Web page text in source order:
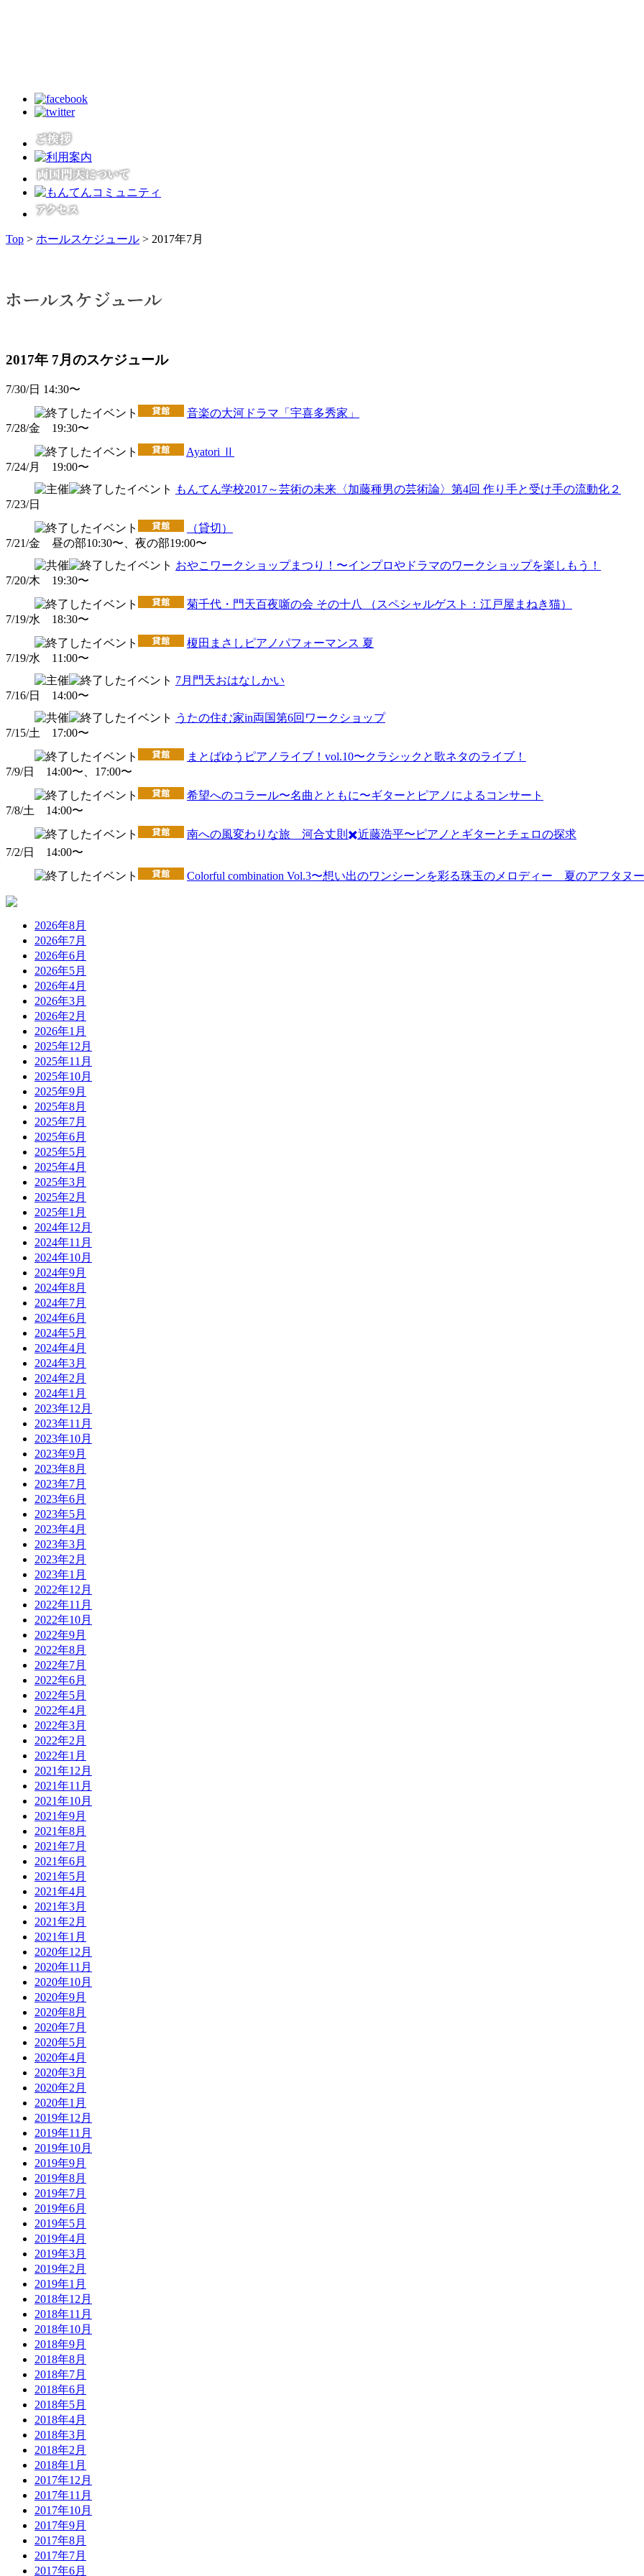
Top > ホールスケジュール > 2017年7月
2017年 7月のスケジュール
7/30/日 14:30〜
音楽の大河ドラマ「宇喜多秀家」
7/28/金 19:30〜
Ayatori Ⅱ
7/24/月 19:00〜
もんてん学校2017～芸術の未来〈加藤種男の芸術論〉第4回 作り手と受け手の流動化２
7/23/日
（貸切）
7/21/金 昼の部10:30〜、夜の部19:00〜
おやこワークショップまつり！〜インプロやドラマのワークショップを楽しもう！
7/20/木 19:30〜
菊千代・門天百夜噺の会 その十八 （スペシャルゲスト：江戸屋まねき猫）
7/19/水 18:30〜
榎田まさしピアノパフォーマンス 夏
7/19/水 11:00〜
7月門天おはなしかい
7/16/日 14:00〜
うたの住む家in両国第6回ワークショップ
7/15/土 17:00〜
まとばゆうピアノライブ！vol.10〜クラシックと歌ネタのライブ！
7/9/日 14:00〜、17:00〜
希望へのコラール〜名曲とともに〜ギターとピアノによるコンサート
7/8/土 14:00〜
南への風変わりな旅 河合丈則✖️近藤浩平〜ピアノとギターとチェロの探求
7/2/日 14:00〜
Colorful combination Vol.3〜想い出のワンシーンを彩る珠玉のメロディー 夏のアフタヌ
2026年8月
2026年7月
2026年6月
2026年5月
2026年4月
2026年3月
2026年2月
2026年1月
2025年12月
2025年11月
2025年10月
2025年9月
2025年8月
2025年7月
2025年6月
2025年5月
2025年4月
2025年3月
2025年2月
2025年1月
2024年12月
2024年11月
2024年10月
2024年9月
2024年8月
2024年7月
2024年6月
2024年5月
2024年4月
2024年3月
2024年2月
2024年1月
2023年12月
2023年11月
2023年10月
2023年9月
2023年8月
2023年7月
2023年6月
2023年5月
2023年4月
2023年3月
2023年2月
2023年1月
2022年12月
2022年11月
2022年10月
2022年9月
2022年8月
2022年7月
2022年6月
2022年5月
2022年4月
2022年3月
2022年2月
2022年1月
2021年12月
2021年11月
2021年10月
2021年9月
2021年8月
2021年7月
2021年6月
2021年5月
2021年4月
2021年3月
2021年2月
2021年1月
2020年12月
2020年11月
2020年10月
2020年9月
2020年8月
2020年7月
2020年5月
2020年4月
2020年3月
2020年2月
2020年1月
2019年12月
2019年11月
2019年10月
2019年9月
2019年8月
2019年7月
2019年6月
2019年5月
2019年4月
2019年3月
2019年2月
2019年1月
2018年12月
2018年11月
2018年10月
2018年9月
2018年8月
2018年7月
2018年6月
2018年5月
2018年4月
2018年3月
2018年2月
2018年1月
2017年12月
2017年11月
2017年10月
2017年9月
2017年8月
2017年7月
2017年6月